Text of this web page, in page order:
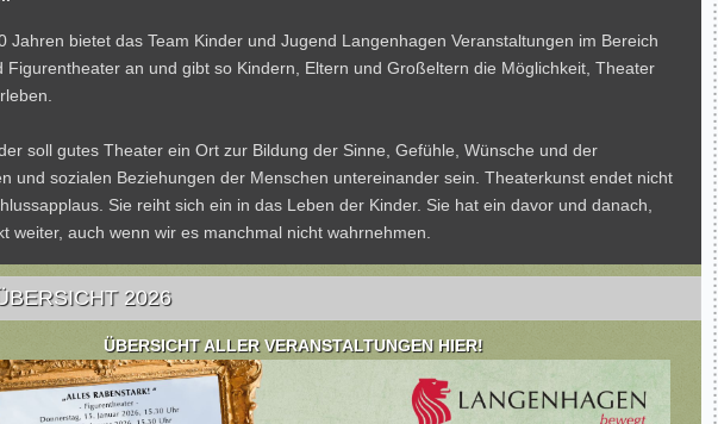
Jahren bietet das Team Kinder und Jugend Langenhagen Veranstaltungen im Bereich
Figurentheater an und gibt so Kindern, Eltern und Großeltern die Möglichkeit, Theater
soll gutes Theater ein Ort zur Bildung der Sinne, Gefühle, Wünsche und der
und sozialen Beziehungen der Menschen untereinander sein. Theaterkunst endet nicht
Sie reiht sich ein in das Leben der Kinder. Sie hat ein davor und danach,
weiter, auch wenn wir es manchmal nicht wahrnehmen.
2026
ÜBERSICHT ALLER VERANSTALTUNGEN HIER!